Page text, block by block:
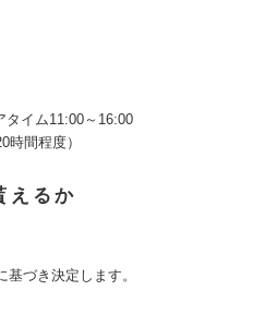
イム11:00～16:00
時間程度）
えるか
づき決定します。